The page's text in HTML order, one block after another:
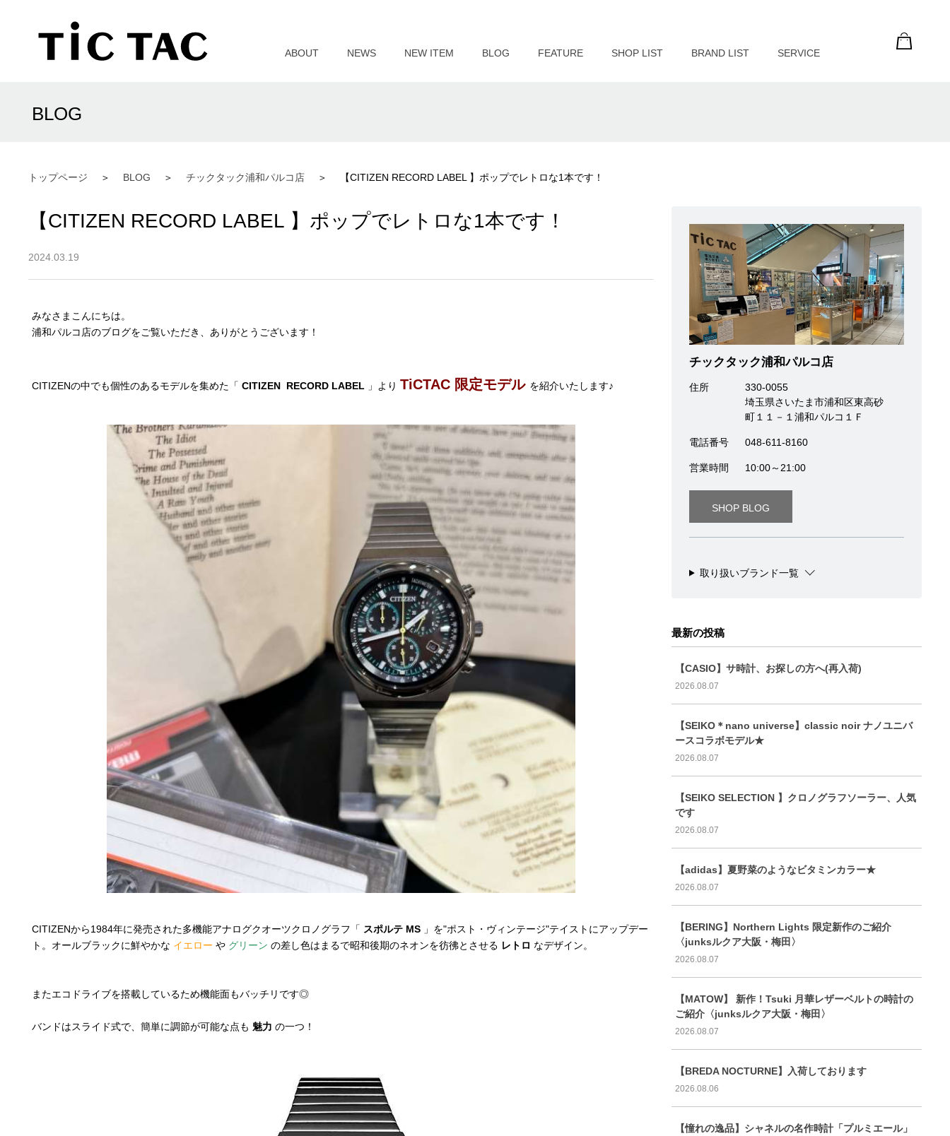
ABOUT NEWS NEW ITEM BLOG FEATURE SHOP LIST BRAND LIST SERVICE
トップページ BLOG チックタック浦和パルコ店 【CITIZEN RECORD LABEL 】ポップでレトロな1本です！
BLOG
【CITIZEN RECORD LABEL 】ポップでレトロな1本です！
2024.03.19
みなさまこんにちは。
浦和パルコ店のブログをご覧いただき、ありがとうございます！
CITIZENの中でも個性のあるモデルを集めた「CITIZEN RECORD LABEL 」より TiCTAC 限定モデル を紹介いたします♪
CITIZENから1984年に発売された多機能アナログクオーツクロノグラフ「 スポルテ MS 」を"ポスト・ヴィンテージ"テイストにアップデー
ト。オールブラックに鮮やかな イエローや グリーンの差し色はまるで昭和後期のネオンを彷彿とさせる レトロ なデザイン。
またエコドライブを搭載しているため機能面もバッチリです◎
バンドはスライド式で、簡単に調節が可能な点も 魅力の一つ！
チックタック浦和パルコ店
住所
330-0055
埼玉県さいたま市浦和区東高砂
町１１－１浦和パルコ１Ｆ
電話番号 048-611-8160
営業時間 10:00～21:00
SHOP BLOG
取り扱いブランド一覧
最新の投稿
【CASIO】サ時計、お探しの方へ(再入荷)
2026.08.07
【SEIKO＊nano universe】classic noir ナノユニバ
ースコラボモデル★
2026.08.07
【SEIKO SELECTION 】クロノグラフソーラー、人気
です
2026.08.07
【adidas】夏野菜のようなビタミンカラー★
2026.08.07
【BERING】Northern Lights 限定新作のご紹介
〈junksルクア大阪・梅田〉
2026.08.07
【MATOW】 新作！Tsuki 月華レザーベルトの時計の
ご紹介〈junksルクア大阪・梅田〉
2026.08.07
【BREDA NOCTURNE】入荷しております
2026.08.06
【憧れの逸品】シャネルの名作時計「プルミエール」